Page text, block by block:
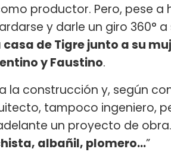
productor. Pero, pese a
y darle un giro 360°
de Tigre junto a su
y Faustino.
la construcción y, según
tampoco ingeniero,
un proyecto de
albañil, plomero…”